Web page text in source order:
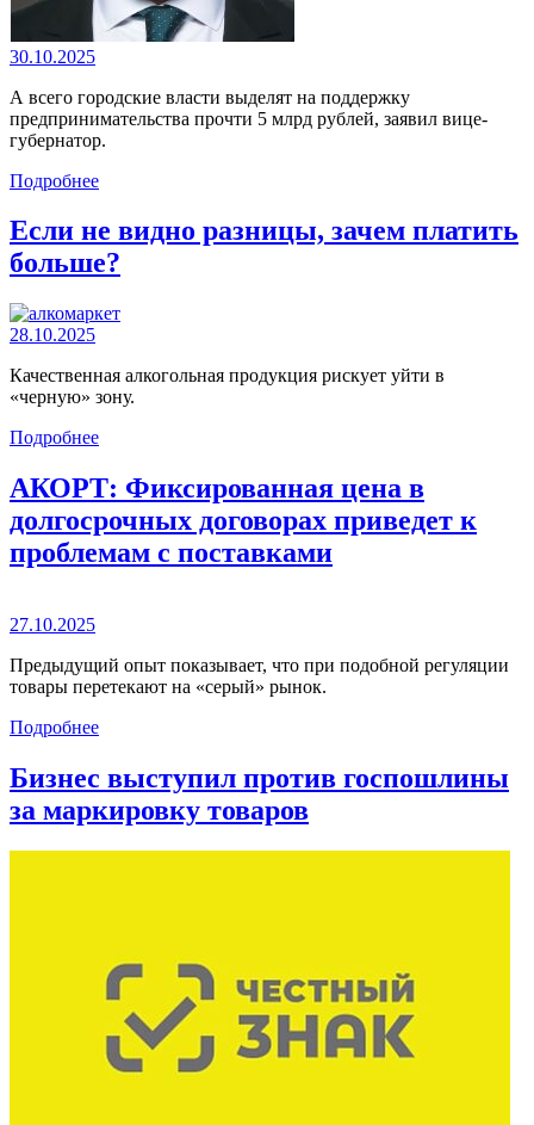
30.10.2025
А всего городские власти выделят на поддержку
предпринимательства прочти 5 млрд рублей, заявил вице-
губернатор.
Подробнее
Если не видно разницы, зачем платить
больше?
28.10.2025
Качественная алкогольная продукция рискует уйти в
«черную» зону.
Подробнее
АКОРТ: Фиксированная цена в
долгосрочных договорах приведет к
проблемам с поставками
27.10.2025
Предыдущий опыт показывает, что при подобной регуляции
товары перетекают на «серый» рынок.
Подробнее
Бизнес выступил против госпошлины
за маркировку товаров